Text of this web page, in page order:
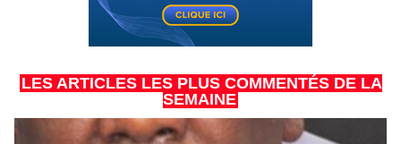
LES ARTICLES LES PLUS COMMENTÉS DE LA
SEMAINE